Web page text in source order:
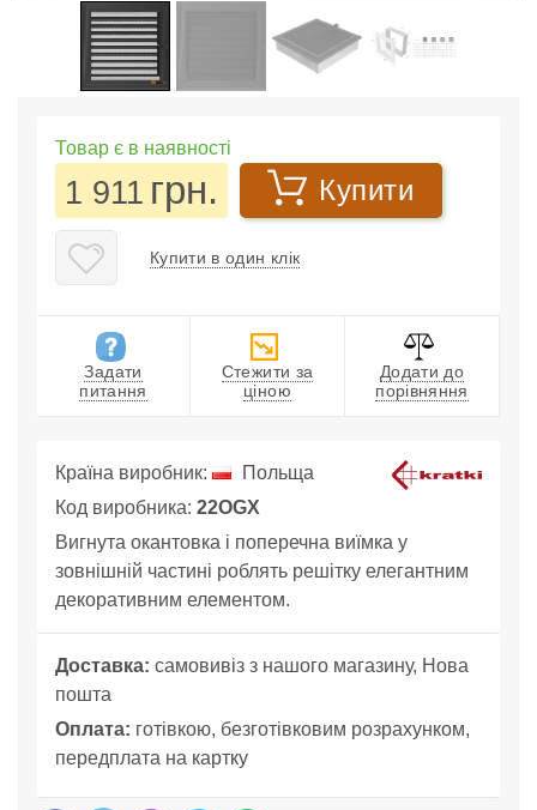
Товар є в наявності
1 911 грн. Купити
Купити в один клік
Задати
питання
Стежити за
ціною
Додати до
порівняння
Країна виробник:
Польща
Код виробника: 22OGX
Вигнута окантовка і поперечна виїмка у
зовнішній частині роблять решітку елегантним
декоративним елементом.
Доставка: самовивіз з нашого магазину, Нова
пошта
Оплата: готівкою, безготівковим розрахунком,
передплата на картку